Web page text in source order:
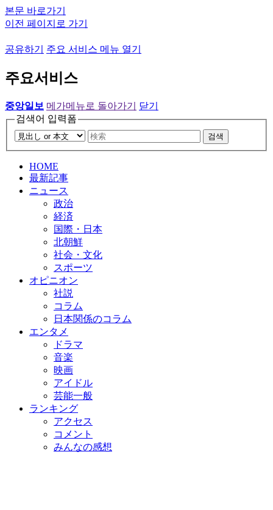
본문 바로가기
이전 페이지로 가기
공유하기 주요 서비스 메뉴 열기
주요서비스
중앙일보 메가메뉴로 돌아가기
닫기
검색어 입력폼
검색
HOME
最新記事
ニュース
政治
経済
国際・日本
北朝鮮
社会・文化
スポーツ
オピニオン
社説
コラム
日本関係のコラム
エンタメ
ドラマ
音楽
映画
アイドル
芸能一般
ランキング
アクセス
コメント
みんなの感想